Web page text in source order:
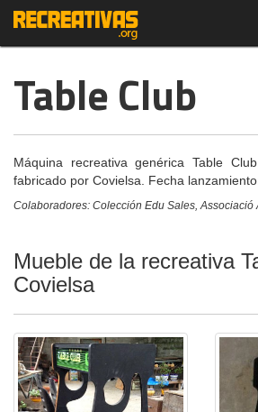
Table Club
Máquina recreativa genérica Table
fabricado por Covielsa. Fecha
Colaboradores: Colección Edu Sales, Associació
Mueble de la recreativa
Covielsa